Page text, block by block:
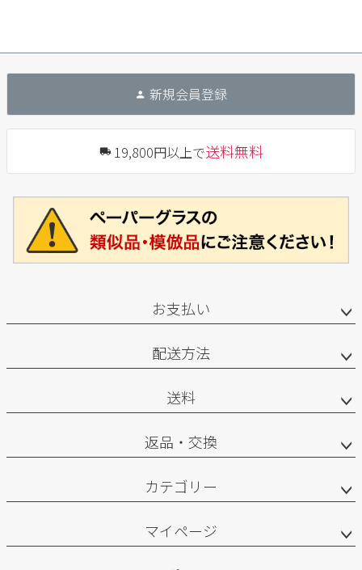
新規会員登録
19,800円以上で送料無料
お支払い
配送方法
送料
返品・交換
カテゴリー
マイページ